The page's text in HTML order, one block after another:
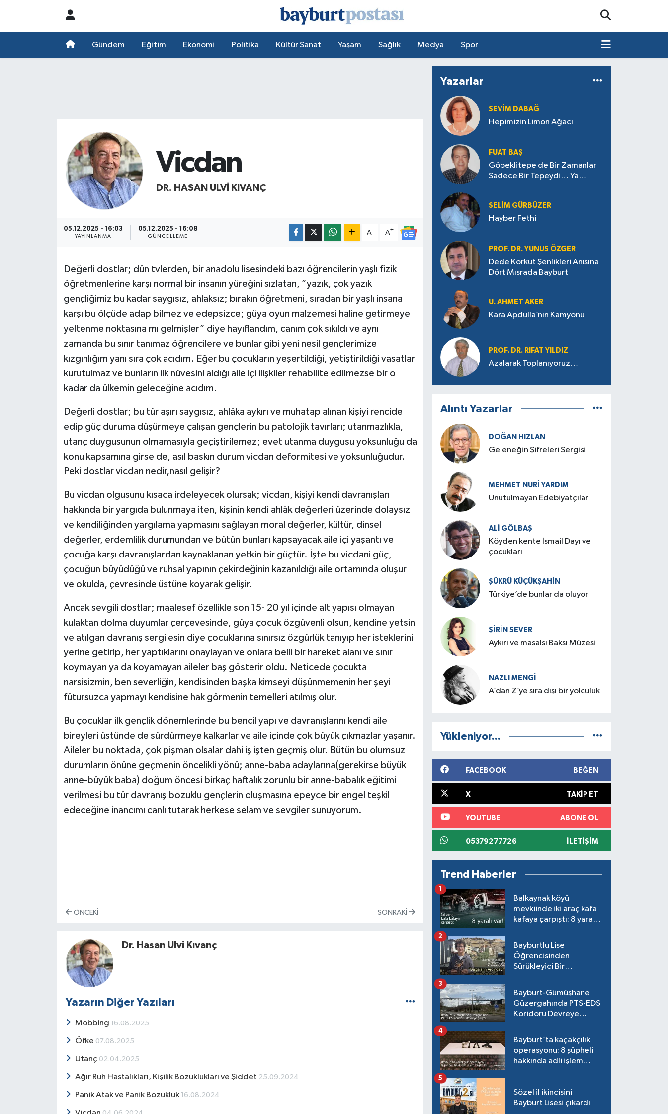
Gündem Eğitim Ekonomi Politika Kültür Sanat Yaşam Sağlık Medya Spor
Vicdan
DR. HASAN ULVI KIVANÇ
05.12.2025 - 16:03
YAYINLANMA
05.12.2025 - 16:08
GÜNCELLEME
A- A+
Değerli dostlar; dün tvlerden, bir anadolu lisesindeki bazı öğrencilerin yaşlı fizik
öğretmenlerine karşı normal bir insanın yüreğini sızlatan, ”yazık, çok yazık
gençliğimiz bu kadar saygısız, ahlaksız; bırakın öğretmeni, sıradan bir yaşlı insana
karşı bu ölçüde adap bilmez ve edepsizce; güya oyun malzemesi haline getirmeye
yeltenme noktasına mı gelmişler” diye hayıflandım, canım çok sıkıldı ve aynı
zamanda bu sınır tanımaz öğrencilere ve bunlar gibi yeni nesil gençlerimize
kızgınlığım yanı sıra çok acıdım. Eğer bu çocukların yeşertildiği, yetiştirildiği vasatlar
kurutulmaz ve bunların ilk nüvesini aldığı aile içi ilişkiler rehabilite edilmezse bir o
kadar da ülkemin geleceğine acıdım.
Değerli dostlar; bu tür aşırı saygısız, ahlâka aykırı ve muhatap alınan kişiyi rencide
edip güç duruma düşürmeye çalışan gençlerin bu patolojik tavırları; utanmazlıkla,
utanç duygusunun olmamasıyla geçiştirilemez; evet utanma duygusu yoksunluğu da
konu kapsamına girse de, asıl baskın durum vicdan deformitesi ve yoksunluğudur.
Peki dostlar vicdan nedir,nasıl gelişir?
Bu vicdan olgusunu kısaca irdeleyecek olursak; vicdan, kişiyi kendi davranışları
hakkında bir yargıda bulunmaya iten, kişinin kendi ahlâk değerleri üzerinde dolaysız
ve kendiliğinden yargılama yapmasını sağlayan moral değerler, kültür, dinsel
değerler, erdemlilik durumundan ve bütün bunları kapsayacak aile içi yaşantı ve
çocuğa karşı davranışlardan kaynaklanan yetkin bir güçtür. İşte bu vicdani güç,
çocuğun büyüdüğü ve ruhsal yapının çekirdeğinin kazanıldığı aile ortamında oluşur
ve okulda, çevresinde üstüne koyarak gelişir.
Ancak sevgili dostlar; maalesef özellikle son 15- 20 yıl içinde alt yapısı olmayan
kulaktan dolma duyumlar çerçevesinde, güya çocuk özgüvenli olsun, kendine yetsin
ve atılgan davranış sergilesin diye çocuklarına sınırsız özgürlük tanıyıp her isteklerini
yerine getirip, her yaptıklarını onaylayan ve onlara belli bir hareket alanı ve sınır
koymayan ya da koyamayan aileler baş gösterir oldu. Neticede çocukta
narsisizmin, ben severliğin, kendisinden başka kimseyi düşünmemenin her şeyi
fütursuzca yapmayı kendisine hak görmenin temelleri atılmış olur.
Bu çocuklar ilk gençlik dönemlerinde bu bencil yapı ve davranışlarını kendi aile
bireyleri üstünde de sürdürmeye kalkarlar ve aile içinde çok büyük çıkmazlar yaşanır.
Aileler bu noktada, çok pişman olsalar dahi iş işten geçmiş olur. Bütün bu olumsuz
durumların önüne geçmenin öncelikli yönü; anne-baba adaylarına(gerekirse büyük
anne-büyük baba) doğum öncesi birkaç haftalık zorunlu bir anne-babalık eğitimi
verilmesi bu tür davranış bozuklu gençlerin oluşmasına epeyce bir engel teşkil
edeceğine inancımı canlı tutarak herkese selam ve sevgiler sunuyorum.
ÖNCEKI SONRAKI
Dr. Hasan Ulvi Kıvanç
Yazarın Diğer Yazıları
Mobbing 16.08.2025
Öfke 07.08.2025
Utanç 02.04.2025
Ağır Ruh Hastalıkları, Kişilik Bozuklukları ve Şiddet 25.09.2024
Panik Atak ve Panik Bozukluk 16.08.2024
Yazarlar
SEVIM DABAĞ
Hepimizin Limon Ağacı
FUAT BAŞ
Göbeklitepe de Bir Zamanlar
Sadece Bir Tepeydi… Ya
SELIM GÜRBÜZER
Hayber Fethi
PROF. DR. YUNUS ÖZGER
Dede Korkut Şenlikleri Anısına
Dört Mısrada Bayburt
U. AHMET AKER
Kara Apdulla’nın Kamyonu
PROF. DR. RIFAT YILDIZ
Azalarak Toplanıyoruz…
Alıntı Yazarlar
DOĞAN HIZLAN
Geleneğin Şifreleri Sergisi
MEHMET NURI YARDIM
​Unutulmayan Edebiyatçılar
ALI GÖLBAŞ
Köyden kente İsmail Dayı ve
çocukları
ŞÜKRÜ KÜÇÜKŞAHIN
Türkiye’de bunlar da oluyor
ŞIRIN SEVER
Aykırı ve masalsı Baksı Müzesi
NAZLI MENGI
A’dan Z’ye sıra dışı bir yolculuk
Yükleniyor...
FACEBOOK BEĞEN
X TAKIP ET
YOUTUBE ABONE OL
05379277726 İLETIŞIM
Trend Haberler
Balkaynak köyü
mevkiinde iki araç kafa
kafaya çarpıştı: 8 yaralı
1
Bayburtlu Lise
Öğrencisinden
Sürükleyici Bir
2
Bayburt-Gümüşhane
Güzergahında PTS-EDS
Koridoru Devreye
3
Bayburt’ta kaçakçılık
operasyonu: 8 şüpheli
hakkında adli işlem
4
Sözel il ikincisini
Bayburt Lisesi çıkardı
5
Süper Lig Puan Durumu ve Fikstür
Tüm Manşetler
Son Dakika Haberleri